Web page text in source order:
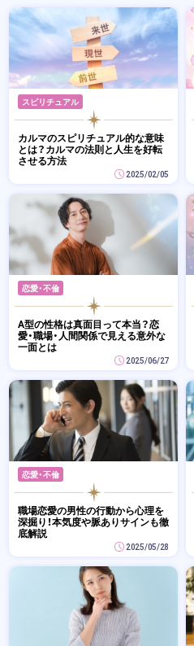
スピリチュアル
カルマのスピリチュアル的な意味
とは？カルマの法則と人生を好転
させる方法
2025/02/05
恋愛・不倫
A型の性格は真面目って本当？恋
愛・職場・人間関係で見える意外な
一面とは
2025/06/27
恋愛・不倫
職場恋愛の男性の行動から心理を
深掘り！本気度や脈ありサインも徹
底解説
2025/05/28